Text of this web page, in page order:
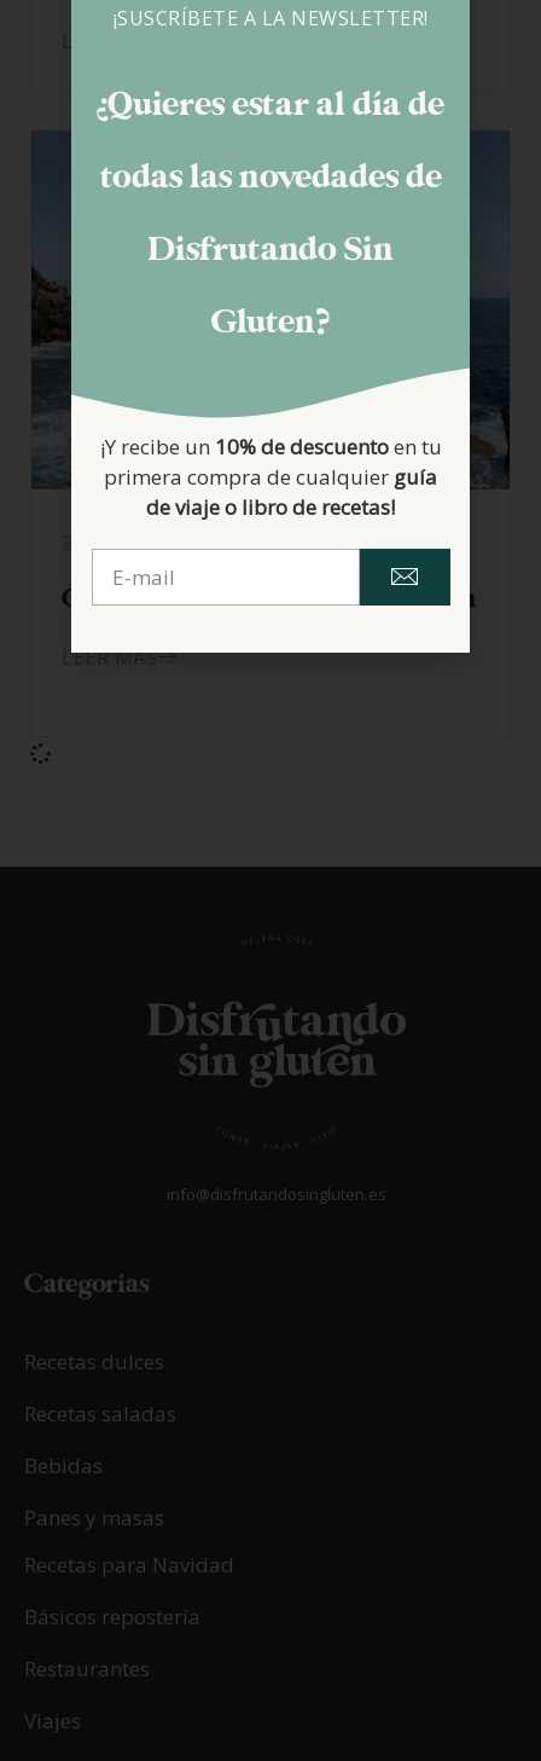
LEER MÁS
01/09/2016
Comer sin gluten en San Sebastián
LEER MÁS
info@disfrutandosingluten.es
Categorías
Recetas dulces
Recetas saladas
Bebidas
Panes y masas
Recetas para Navidad
Básicos repostería
Restaurantes
Viajes
¡SUSCRÍBETE A LA NEWSLETTER!
¿Quieres estar al día de
todas las novedades de
Disfrutando Sin
Gluten?
¡Y recibe un 10% de descuentoen tu
primera compra de cualquier guía
de viaje o libro de recetas!